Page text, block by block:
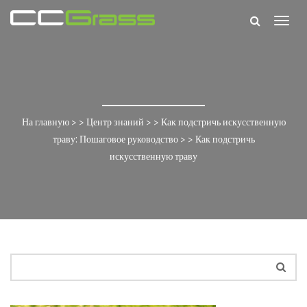
На главную> > Центр знаний > > Как подстричь искусственную
траву: Пошаговое руководство> > Как подстричь
искусственную траву